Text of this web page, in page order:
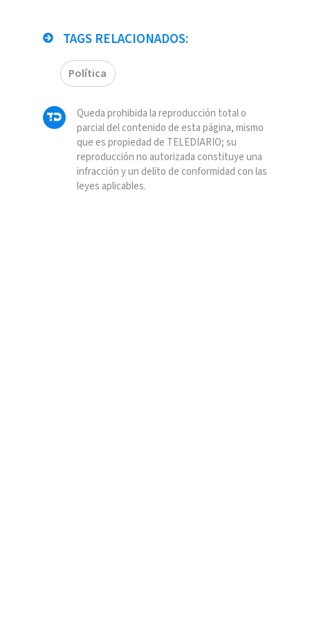
TAGS RELACIONADOS:
Política
Queda prohibida la reproducción total o
parcial del contenido de esta página, mismo
que es propiedad de TELEDIARIO; su
reproducción no autorizada constituye una
infracción y un delito de conformidad con las
leyes aplicables.